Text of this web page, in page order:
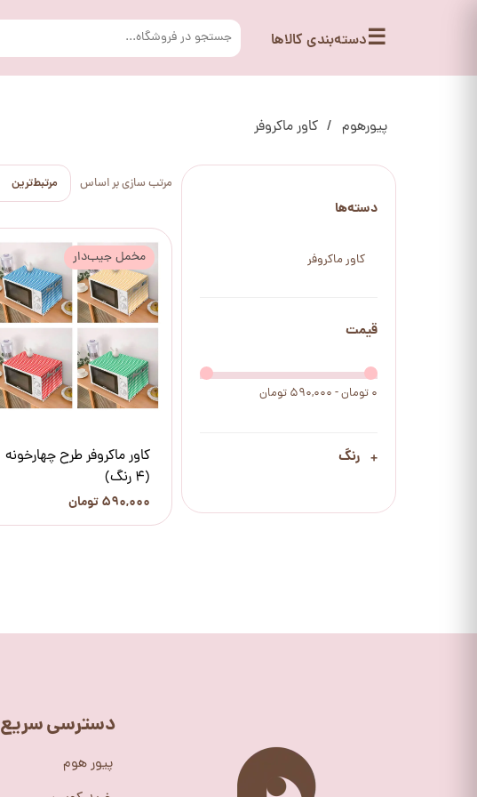
☰دسته‌بندی کالاها
پیورهوم کاور ماکروفر
دسته‌ها
کاور ماکروفر
قیمت
۰ تومان - ۵۹۰,۰۰۰ تومان
رنگ
مرتب سازی بر اساس مرتبط‌ترین
کاور ماکروفر طرح چهارخونه
(4 رنگ)
۵۹۰,۰۰۰ تومان
مخمل جیب‌دار
پیور هوم
دسترسی سریع